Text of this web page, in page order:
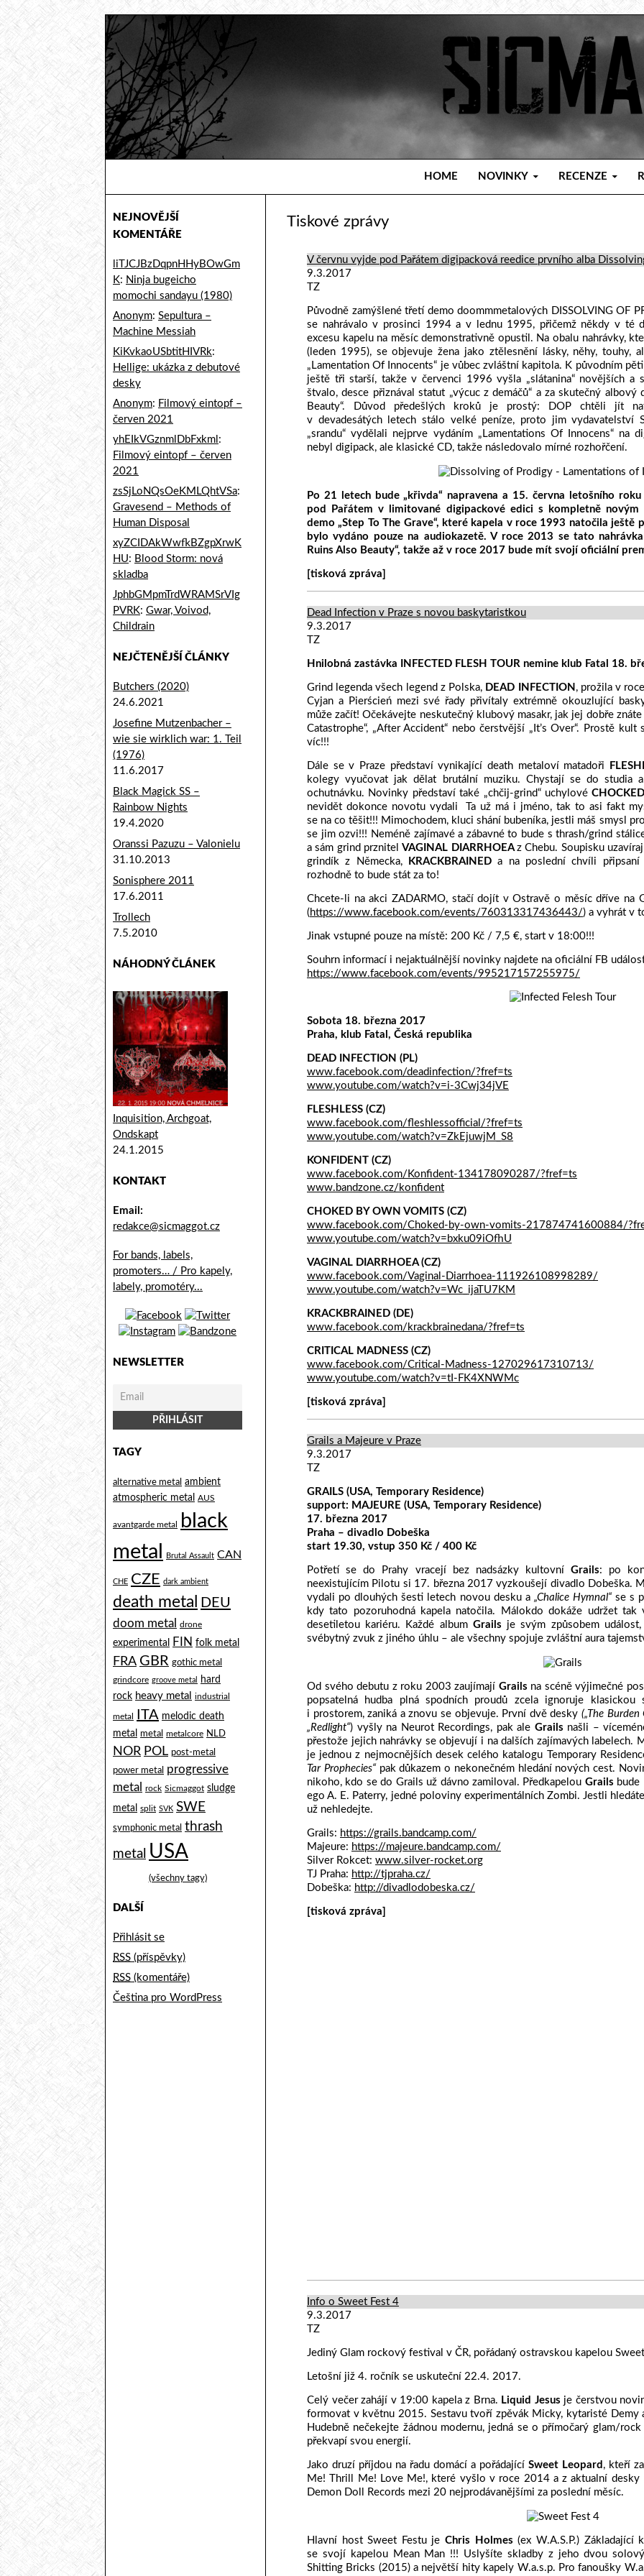
HOME NOVINKY RECENZE
Tiskové zprávy
V červnu vyjde pod Pařátem digipacková reedice prvního alba
9.3.2017
TZ
Původně zamýšlené třetí demo doommmetalových DISSOLVING OF
se nahrávalo v prosinci 1994 a v lednu 1995, přičemž někdy v té
excesu kapelu na měsíc demonstrativně opustil. Na obalu nahrávky,
(leden 1995), se objevuje žena jako ztělesnění lásky, něhy, touhy,
„Lamentation Of Innocents“ je vůbec zvláštní kapitola. K původním
ještě tři starší, takže v červenci 1996 vyšla „slátanina“ novějších a
štvalo, desce přiznával statut „výcuc z demáčů“ a za skutečný albový
Beauty“. Důvod předešlých kroků je prostý: DOP chtěli jít
v devadesátých letech stálo velké peníze, proto jim vydavatelství
„srandu“ vydělali nejprve vydáním „Lamentations Of Innocens“ na
nebyl digipack, ale klasické CD, takže následovalo mírné rozhořčení.
Po 21 letech bude „křivda“ napravena a 15. června letošního
pod Pařátem v limitované digipackové edici s kompletně novým
demo „Step To The Grave“, které kapela v roce 1993 natočila ještě
bylo vydáno pouze na audiokazetě. V roce 2013 se tato
Ruins Also Beauty“, takže až v roce 2017 bude mít svojí oficiální
[tisková zpráva]
Dead Infection v Praze s novou baskytaristkou
9.3.2017
TZ
Hnilobná zastávka INFECTED FLESH TOUR nemine klub Fatal 18.
Grind legenda všech legend z Polska, DEAD INFECTION , prožila v
Cyjan a Pierścień mezi své řady přivítaly extrémně okouzlující
může začít! Očekávejte neskutečný klubový masakr, jak jej dobře
Catastrophe“, „After Accident“ nebo čerstvější „It’s Over“. Prostě
víc!!!
Dále se v Praze představí vynikající death metaloví matadoři
kolegy vyučovat jak dělat brutální muziku. Chystají se do studia
ochutnávku. Novinky představí také „chčij-grind“ uchylové
nevidět dokonce novotu vydali Ta už má i jméno, tak to asi fakt
se na co těšit!!! Mimochodem, kluci shání bubeníka, jestli máš smysl
se jim ozvi!!! Neméně zajímavé a zábavné to bude s thrash/grind
a sám grind prznitelVAGINAL DIARRHOEAz Chebu. Soupisku
grindík z Německa,
KRACKBRAINEDa na poslední chvíli
rozhodně to bude stát za to!
Chcete-li na akci ZADARMO, stačí dojít v Ostravě o měsíc dříve na
(https://www.facebook.com/events/760313317436443/) a vyhrát v
Jinak vstupné pouze na místě: 200 Kč / 7,5 €, start v 18:00!!!
Souhrn informací i nejaktuálnější novinky najdete na oficiální FB
https://www.facebook.com/events/995217157255975/
Sobota 18. března 2017
Praha, klub Fatal, Česká republika
DEAD INFECTION (PL)
www.facebook.com/deadinfection/?fref=ts
www.youtube.com/watch?v=i-3Cwj34jVE
FLESHLESS (CZ)
www.facebook.com/fleshlessofficial/?fref=ts
www.youtube.com/watch?v=ZkEjuwjM_S8
KONFIDENT (CZ)
www.facebook.com/Konfident-134178090287/?fref=ts
www.bandzone.cz/konfident
CHOKED BY OWN VOMITS (CZ)
www.facebook.com/Choked-by-own-vomits-217874741600884/
www.youtube.com/watch?v=bxku09iOfhU
VAGINAL DIARRHOEA (CZ)
www.facebook.com/Vaginal-Diarrhoea-111926108998289/
www.youtube.com/watch?v=Wc_ijaTU7KM
KRACKBRAINED (DE)
www.facebook.com/krackbrainedana/?fref=ts
CRITICAL MADNESS (CZ)
www.facebook.com/Critical-Madness-127029617310713/
www.youtube.com/watch?v=tI-FK4XNWMc
[tisková zpráva]
Grails a Majeure v Praze
9.3.2017
TZ
GRAILS (USA, Temporary Residence)
support: MAJEURE (USA, Temporary Residence)
17. března 2017
Praha – divadlo Dobeška
start 19.30, vstup 350 Kč / 400 Kč
Potřetí se do Prahy vracejí bez nadsázky kultovní Grails: po
neexistujícím Pilotu si 17. března 2017 vyzkoušejí divadlo Dobeška.
vydali po dlouhých šesti letech novou desku a „Chalice Hymnal“ se s
kdy tato pozoruhodná kapela natočila. Málokdo dokáže udržet
desetiletou kariéru. Každé album Grails je svým způsobem
svébytný zvuk z jiného úhlu – ale všechny spojuje zvláštní aura
Od svého debutu z roku 2003 zaujímají Grails na scéně výjimečné
popsatelná hudba plná spodních proudů zcela ignoruje klasickou
i prostorem, zaniká a znovu se objevuje. První dvě desky („The Burden
„Redlight“) vyšly na Neurot Recordings, pak ale Grails našli –
přestože jejich nahrávky se objevují i na dalších zajímavých labelech.
je jednou z nejmocnějších desek celého katalogu Temporary
Tar Prophecies“pak důkazem o nekonečném hledání nových cest.
nikoho, kdo se do Grails už dávno zamiloval. Předkapelou Grails
ego A. E. Paterry, jedné poloviny experimentálních Zombi. Jestli
už nehledejte.
Grails: https://grails.bandcamp.com/
Majeure: https://majeure.bandcamp.com/
Silver Rokcet: www.silver-rocket.org
TJ Praha: http://tjpraha.cz/
Dobeška: http://divadlodobeska.cz/
[tisková zpráva]
Info o Sweet Fest 4
9.3.2017
TZ
Jediný Glam rockový festival v ČR, pořádaný ostravskou kapelou
Letošní již 4. ročník se uskuteční 22.4. 2017.
Celý večer zahájí v 19:00 kapela z Brna. Liquid Jesus je čerstvou
formovat v květnu 2015. Sestavu tvoří zpěvák Micky, kytaristé Demy
Hudebně nečekejte žádnou modernu, jedná se o přímočarý glam/rock
překvapí svou energií.
Jako druzí příjdou na řadu domácí a pořádající Sweet Leopard , kteří
Me! Thrill Me! Love Me!, které vyšlo v roce 2014 a z aktualní desky
Demon Doll Records mezi 20 nejprodávanějšími za poslední měsíc.
Hlavní host Sweet Festu jeChris Holmes (ex W.A.S.P.) Základající
se svojí kapelou Mean Man !!! Uslyšíte skladby z jeho dvou
Shitting Bricks (2015) a největší hity kapely W.a.s.p. Pro fanoušky
fandy
NEJNOVĚJŠÍ
KOMENTÁŘE
liTJCJBzDqpnHHyBOwGm
K: Ninja bugeicho
momochi sandayu (1980)
Anonym: Sepultura –
Machine Messiah
KiKvkaoUSbtitHIVRk:
Hellige: ukázka z debutové
desky
Anonym: Filmový eintopf –
červen 2021
yhEIkVGznmlDbFxkml :
Filmový eintopf – červen
2021
zsSjLoNQsOeKMLQhtVSa:
Gravesend – Methods of
Human Disposal
xyZCIDAkWwfkBZgpXrwK
HU: Blood Storm: nová
skladba
JphbGMpmTrdWRAMSrVIg
PVRK: Gwar, Voivod,
Childrain
NEJČTENĚJŠÍ ČLÁNKY
Butchers (2020)
24.6.2021
Josefine Mutzenbacher –
wie sie wirklich war: 1. Teil
(1976)
11.6.2017
Black Magick SS –
Rainbow Nights
19.4.2020
Oranssi Pazuzu – Valonielu
31.10.2013
Sonisphere 2011
17.6.2011
Trollech
7.5.2010
NÁHODNÝ ČLÁNEK
Inquisition, Archgoat,
Ondskapt
24.1.2015
KONTAKT
Email:
redakce@sicmaggot.cz
For bands, labels,
promoters… / Pro kapely,
labely, promotéry...
NEWSLETTER
TAGY
alternative metal ambient
atmospheric metal
AUS
avantgarde metal
black
metal
Brutal Assault CAN
CHE CZE dark ambient
death metal DEU
doom metal drone
experimental FIN folk metal
FRA GBR gothic metal
grindcore groove metal
hard
rock heavy metal industrial
metal ITA melodic death
metal
metal metalcore NLD
NOR POL post-metal
power metal progressive
metal
rock Sicmaggot sludge
metal
split SVK SWE
symphonic metal thrash
metal USA
(všechny tagy)
DALŠÍ
Přihlásit se
RSS (příspěvky)
RSS (komentáře)
Čeština pro WordPress